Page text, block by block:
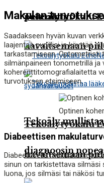
Tekoälytyökalu
havaitsemaan
Tekoäly
diagnoosin
paremmin
Tekoälytyökalu
havaitsemaan
Makulan
Saadakseen hyvän kuvan
laajentaa pupillisi ja käyttää
tarkastamiseen. Optometristi
silmänpaineen tonometrillä
koherenttitomografialaitetta
turvotuksen etsimiseen.
Optinen
Diabeettisen
Diabeettisella
sinun on tarkistettava silmäsi
luona, jos silmäsi tai näkösi